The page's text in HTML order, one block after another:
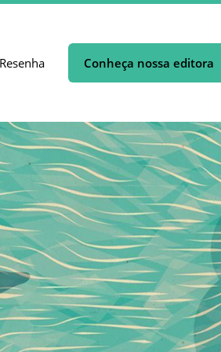
Resenha Conheça nossa editora